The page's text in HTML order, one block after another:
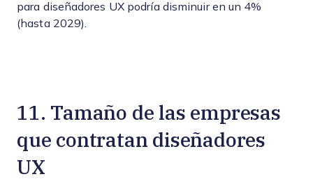
para diseñadores UX podría disminuir en un 4%
(hasta 2029).
11. Tamaño de las empresas
que contratan diseñadores
UX